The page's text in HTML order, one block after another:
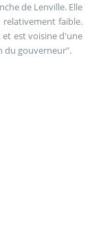
de Lenville. Elle
faible.
et est voisine d'une
du gouverneur".